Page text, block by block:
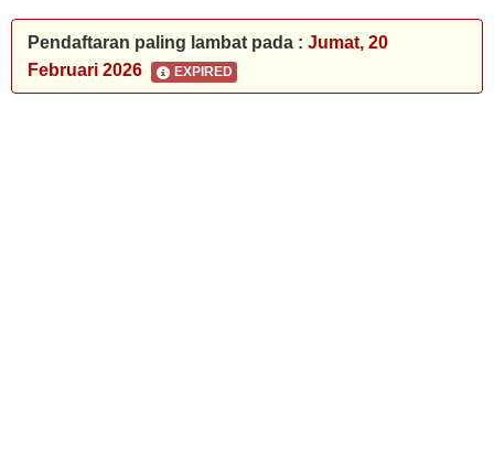
Pendaftaran paling lambat pada : Jumat, 20
Februari 2026
EXPIRED